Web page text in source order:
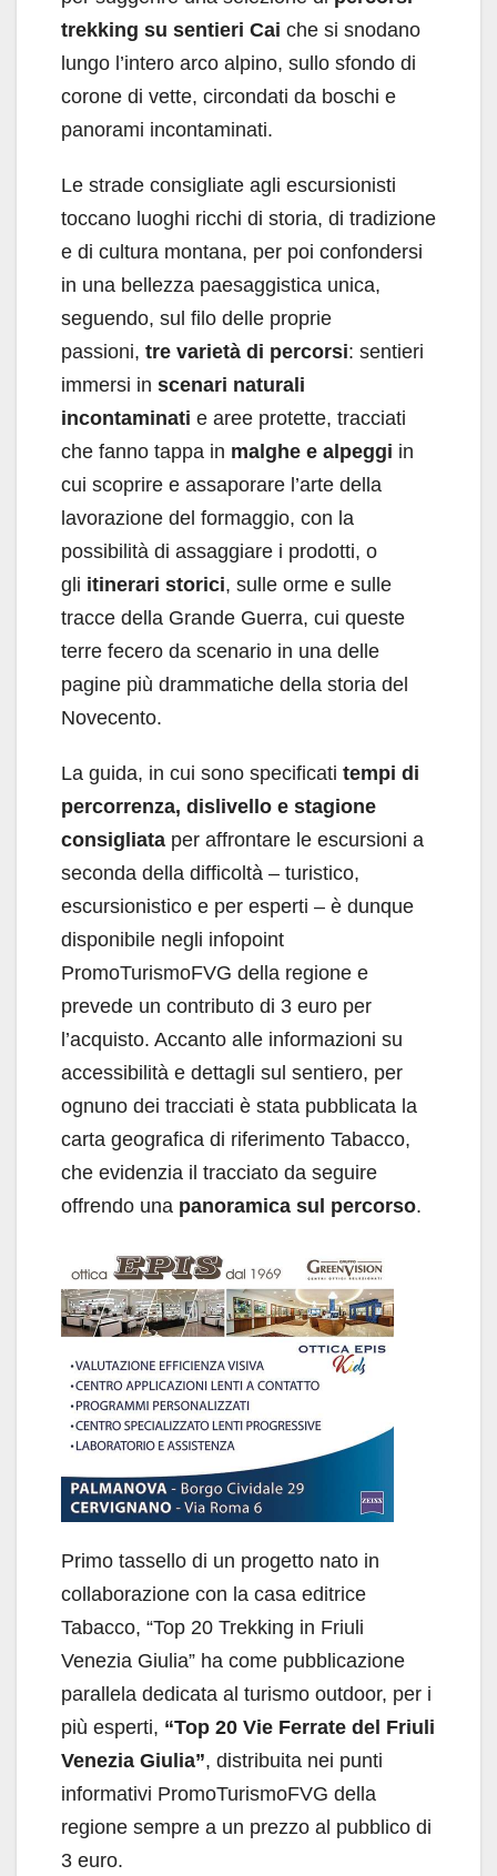
trekking su sentieri Cai che si snodano
lungo l’intero arco alpino, sullo sfondo di
corone di vette, circondati da boschi e
panorami incontaminati.
Le strade consigliate agli escursionisti
toccano luoghi ricchi di storia, di tradizione
e di cultura montana, per poi confondersi
in una bellezza paesaggistica unica,
seguendo, sul filo delle proprie
passioni, tre varietà di percorsi: sentieri
immersi in scenari naturali
incontaminati e aree protette, tracciati
che fanno tappa in malghe e alpeggi in
cui scoprire e assaporare l’arte della
lavorazione del formaggio, con la
possibilità di assaggiare i prodotti, o
gli itinerari storici, sulle orme e sulle
tracce della Grande Guerra, cui queste
terre fecero da scenario in una delle
pagine più drammatiche della storia del
Novecento.
La guida, in cui sono specificati tempi di
percorrenza, dislivello e stagione
consigliata per affrontare le escursioni a
seconda della difficoltà – turistico,
escursionistico e per esperti – è dunque
disponibile negli infopoint
PromoTurismoFVG della regione e
prevede un contributo di 3 euro per
l’acquisto. Accanto alle informazioni su
accessibilità e dettagli sul sentiero, per
ognuno dei tracciati è stata pubblicata la
carta geografica di riferimento Tabacco,
che evidenzia il tracciato da seguire
offrendo una panoramica sul percorso.
Primo tassello di un progetto nato in
collaborazione con la casa editrice
Tabacco, “Top 20 Trekking in Friuli
Venezia Giulia” ha come pubblicazione
parallela dedicata al turismo outdoor, per i
più esperti, “Top 20 Vie Ferrate del Friuli
Venezia Giulia”, distribuita nei punti
informativi PromoTurismoFVG della
regione sempre a un prezzo al pubblico di
3 euro.